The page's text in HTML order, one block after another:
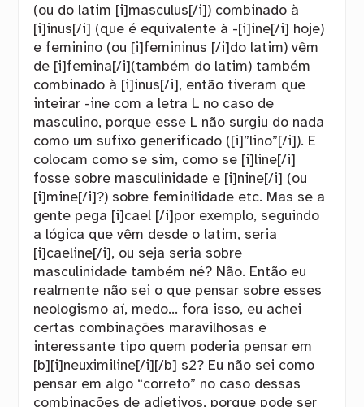
(ou do latim [i]masculus[/i]) combinado à
[i]inus[/i] (que é equivalente à -[i]ine[/i] hoje)
e feminino (ou [i]femininus [/i]do latim) vêm
de [i]femina[/i](também do latim) também
combinado à [i]inus[/i], então tiveram que
inteirar -ine com a letra L no caso de
masculino, porque esse L não surgiu do nada
como um sufixo generificado ([i]”lino”[/i]). E
colocam como se sim, como se [i]line[/i]
fosse sobre masculinidade e [i]nine[/i] (ou
[i]mine[/i]?) sobre feminilidade etc. Mas se a
gente pega [i]cael [/i]por exemplo, seguindo
a lógica que vêm desde o latim, seria
[i]caeline[/i], ou seja seria sobre
masculinidade também né? Não. Então eu
realmente não sei o que pensar sobre esses
neologismo aí, medo… fora isso, eu achei
certas combinações maravilhosas e
interessante tipo quem poderia pensar em
[b][i]neuximiline[/i][/b] s2? Eu não sei como
pensar em algo “correto” no caso dessas
combinações de adjetivos, porque pode ser